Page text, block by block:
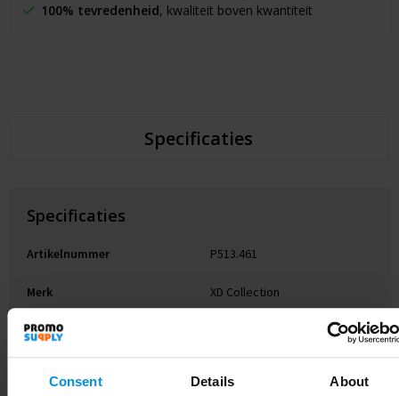
Consent Details About
100% tevredenheid, kwaliteit boven kwantiteit
Specificaties
Specificaties
Artikelnummer P513.461
Merk XD Collection
Gewicht